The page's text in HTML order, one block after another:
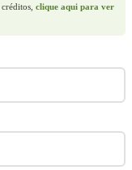
clique aqui para ver